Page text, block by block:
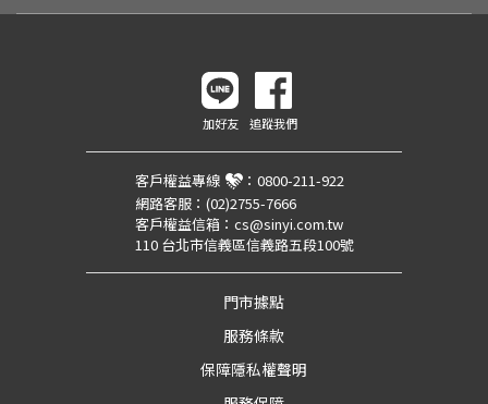
加好友 追蹤我們
客戶權益專線 ： 0800-211-922
網路客服： (02)2755-7666
客戶權益信箱： cs@sinyi.com.tw
110 台北市信義區信義路五段100號
門市據點
服務條款
保障隱私權聲明